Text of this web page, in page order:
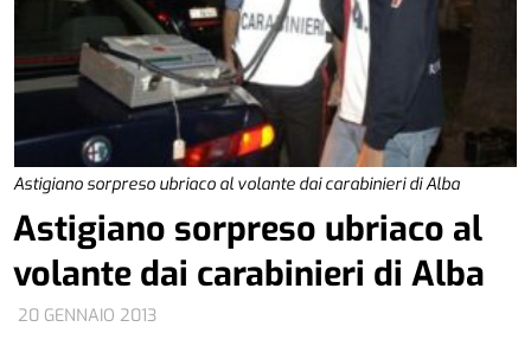
Astigiano sorpreso ubriaco al volante dai carabinieri di Alba
20 GENNAIO 2013
Astigiano sorpreso ubriaco al
volante dai carabinieri di Alba